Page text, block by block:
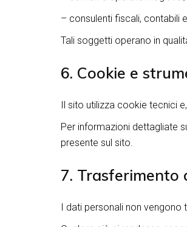
– consulenti fiscali, contabili
Tali soggetti operano in
6. Cookie e
Il sito utilizza cookie tecnici
Per informazioni dettagliate
presente sul sito.
7. Trasferimento
I dati personali non vengono